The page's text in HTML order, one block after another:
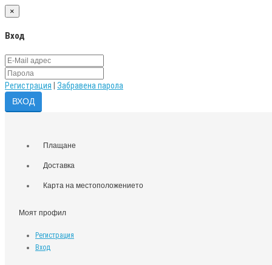
×
Вход
Регистрация Забравена парола
Плащане
Доставка
Карта на местоположението
Моят профил
Регистрация
Вход